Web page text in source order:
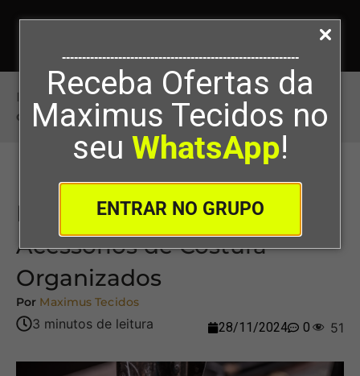
-----------------------------------------------------------
Receba Ofertas da
Maximus Tecidos no
seu WhatsApp!
ENTRAR NO GRUPO
Início>Manutenção e Cuidado com Acessórios
de Costura Organizados
Manutenção e Cuidado com
Acessórios de Costura
Organizados
Por Maximus Tecidos
28/11/2024 0 51